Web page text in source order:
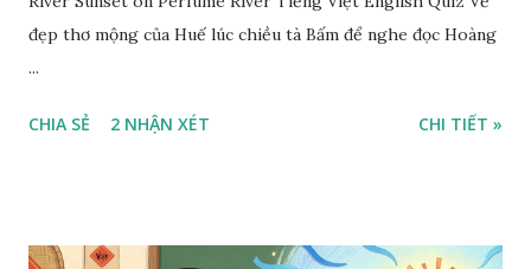
đẹp thơ mộng của Huế lúc chiều tà Bấm để nghe đọc Hoàng
...
CHIA SẺ 2 NHẬN XÉT CHI TIẾT »